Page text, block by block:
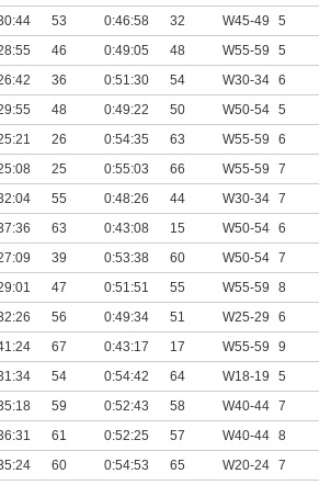
53 0:46:58 32 W45-49
5
46 0:49:05 48 W55-59
5
36 0:51:30 54 W30-34 6
48 0:49:22 50 W50-54 5
26 0:54:35 63 W55-59
6
25 0:55:03 66 W55-59
7
55 0:48:26 44 W30-34 7
63 0:43:08 15 W50-54 6
39 0:53:38 60 W50-54 7
47 0:51:51 55 W55-59
8
56 0:49:34 51 W25-29
6
67 0:43:17 17 W55-59
9
54 0:54:42 64 W18-19
5
59 0:52:43 58 W40-44 7
61 0:52:25 57 W40-44 8
60 0:54:53 65 W20-24 7